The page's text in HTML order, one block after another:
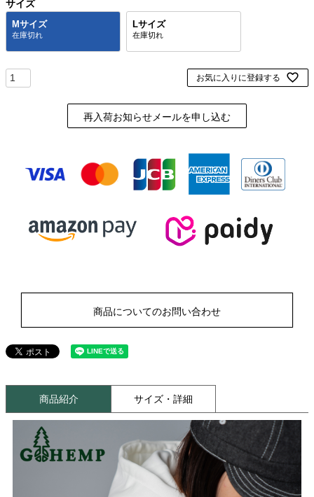
サイズ
Mサイズ Lサイズ
お気に入りに登録する
再入荷お知らせメールを申し込む
商品についてのお問い合わせ
商品紹介 サイズ・詳細